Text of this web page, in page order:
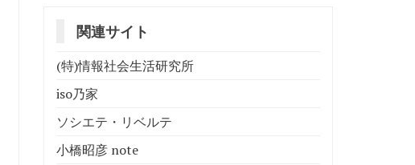
関連サイト
(特)情報社会生活研究所
iso乃家
ソシエテ・リベルテ
小橋昭彦 note